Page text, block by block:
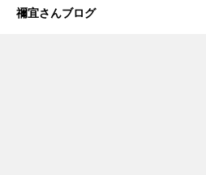
禰宜さんブログ